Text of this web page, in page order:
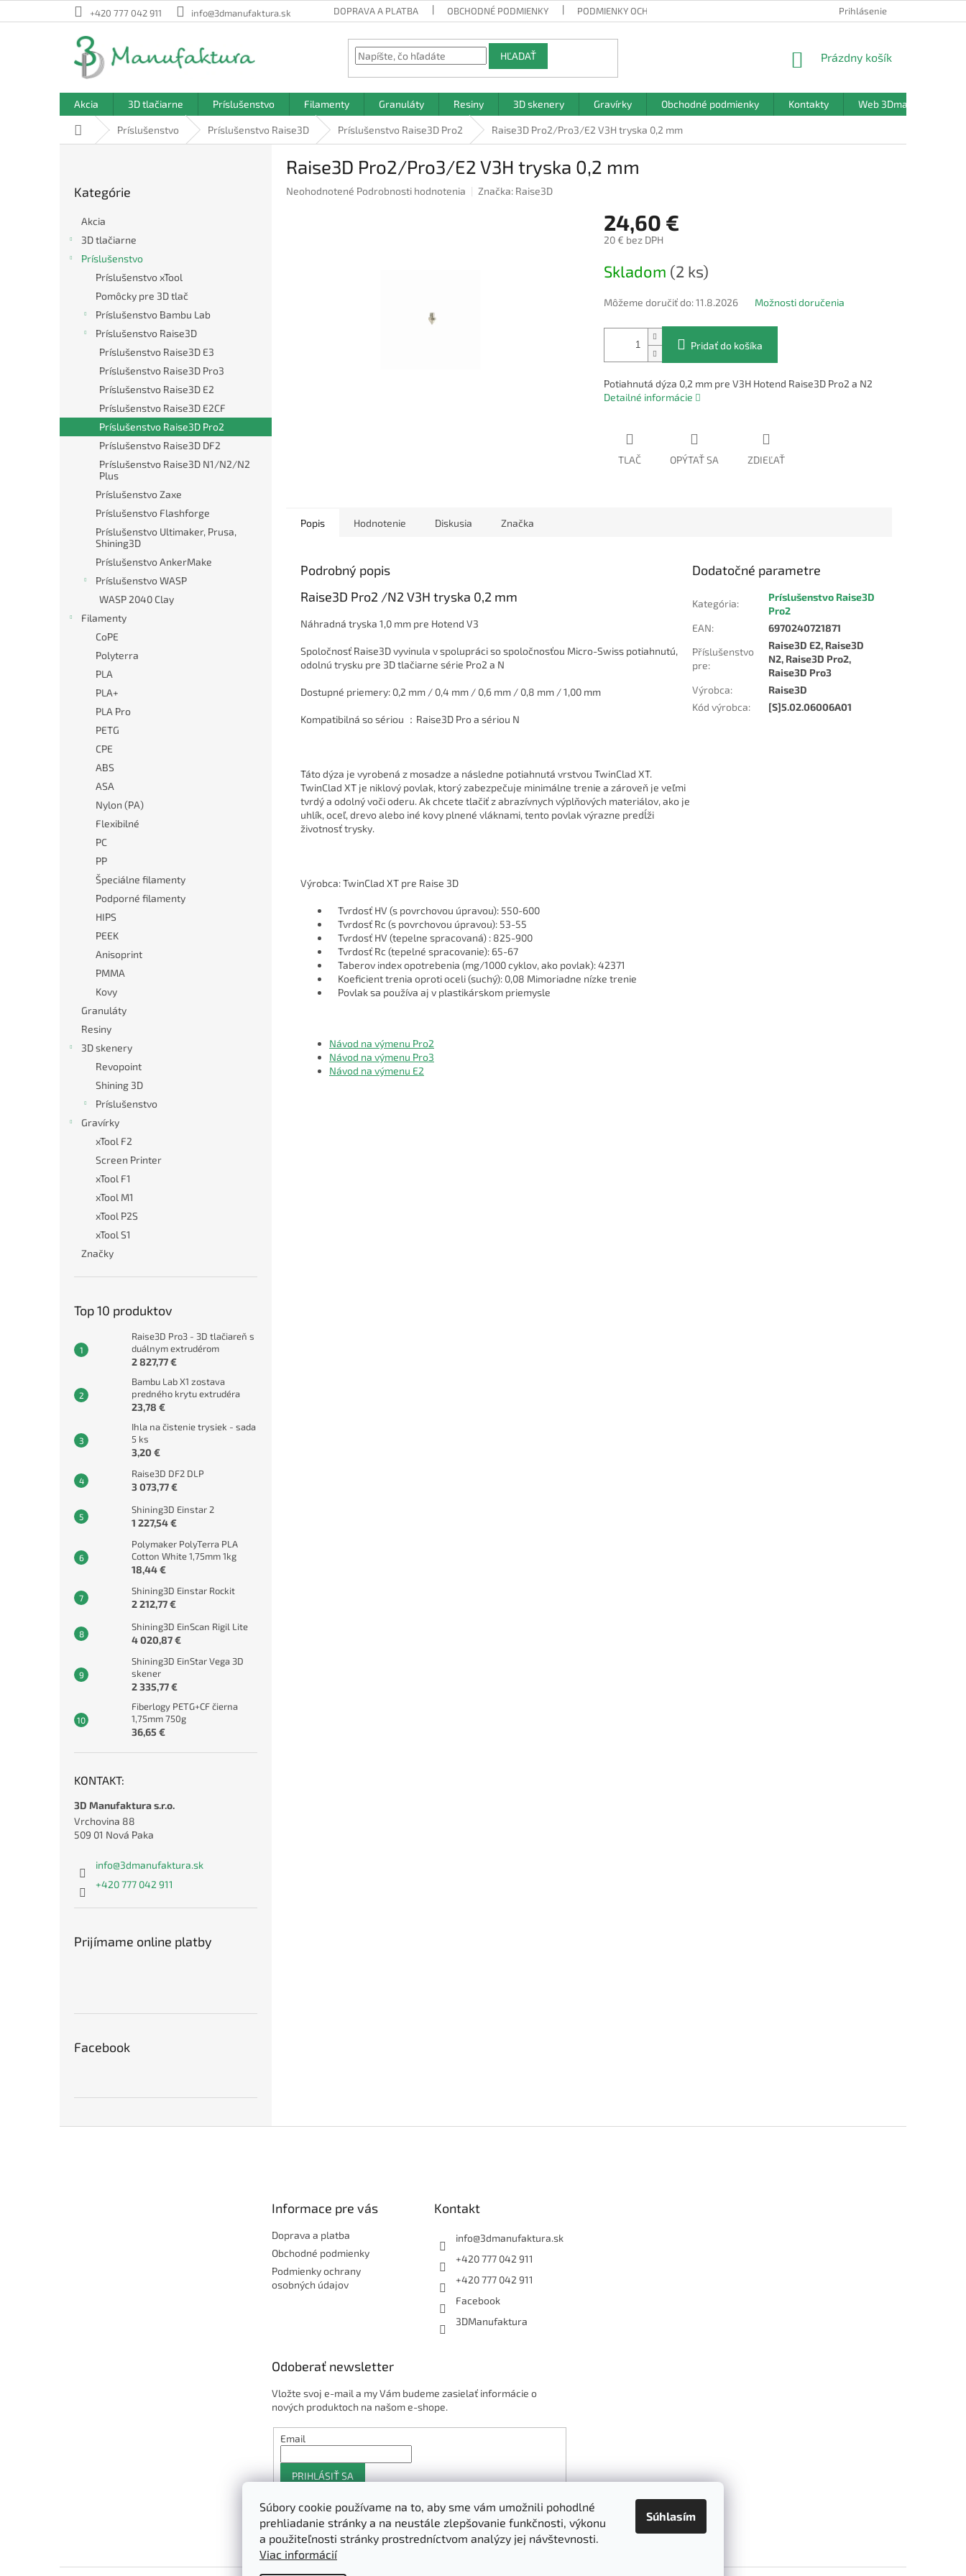
Súbory cookie používame na to, aby sme vám umožnili pohodlné
prehliadanie stránky a na neustále zlepšovanie funkčnosti, výkonu
a použiteľnosti stránky prostredníctvom analýzy jej návštevnosti.
Viac informácií
Súhlasím
na
+420 777 042 911 info@3dmanufaktura.sk DOPRAVA A PLATBA OBCHODNÉ PODMIENKY PODMIENKY OCHRANY OSOBNÝCH ÚDAJOV Prihlásenie
HĽADAŤ
NÁKUPNÝ
Prázdny košík
Akcia 3D tlačiarne Príslušenstvo Filamenty Granuláty Resiny 3D skenery Gravírky Obchodné podmienky Kontakty Web 3Dmanufaktura.sk
DomovPríslušenstvo Príslušenstvo Raise3D Príslušenstvo Raise3D Pro2 Raise3D Pro2/Pro3/E2 V3H tryska 0,2 mm
kategórie
Kategórie
Akcia
3D tlačiarne
Príslušenstvo
Príslušenstvo xTool
Pomôcky pre 3D tlač
Príslušenstvo Bambu Lab
Príslušenstvo Raise3D
Príslušenstvo Raise3D E3
Príslušenstvo Raise3D Pro3
Príslušenstvo Raise3D E2
Príslušenstvo Raise3D E2CF
Príslušenstvo Raise3D Pro2
Príslušenstvo Raise3D DF2
Príslušenstvo Raise3D N1/N2/N2
Plus
Príslušenstvo Zaxe
Príslušenstvo Flashforge
Príslušenstvo Ultimaker, Prusa,
Shining3D
Príslušenstvo AnkerMake
Príslušenstvo WASP
WASP 2040 Clay
Filamenty
CoPE
Polyterra
PLA
PLA+
PLA Pro
PETG
CPE
ABS
ASA
Nylon (PA)
Flexibilné
PC
PP
Špeciálne filamenty
Podporné filamenty
HIPS
PEEK
Anisoprint
PMMA
Kovy
Granuláty
Resiny
3D skenery
Revopoint
Shining 3D
Príslušenstvo
Gravírky
xTool F2
Screen Printer
xTool F1
xTool M1
xTool P2S
xTool S1
Značky
Top 10 produktov
Raise3D Pro3 - 3D tlačiareň s
duálnym extrudérom
2 827,77 €
Bambu Lab X1 zostava
predného krytu extrudéra
23,78 €
Ihla na čistenie trysiek - sada
5 ks
3,20 €
Raise3D DF2 DLP
3 073,77 €
Shining3D Einstar 2
1 227,54 €
Polymaker PolyTerra PLA
Cotton White 1,75mm 1kg
18,44 €
Shining3D Einstar Rockit
2 212,77 €
Shining3D EinScan Rigil Lite
4 020,87 €
Shining3D EinStar Vega 3D
skener
2 335,77 €
Fiberlogy PETG+CF čierna
1,75mm 750g
36,65 €
KONTAKT:
3D Manufaktura s.r.o.
Vrchovina 88
509 01 Nová Paka
info@3dmanufaktura.sk
+420 777 042 911
Prijímame online platby
Facebook
Raise3D Pro2/Pro3/E2 V3H tryska 0,2 mm
Priemerné
Neohodnotené Podrobnosti hodnotenia Značka: Raise3D
24,60 €
20 € bez DPH
cena:
Skladom (2 ks)
Môžeme doručiť do: 11.8.2026 Možnosti doručenia
Pridať do košíka
Potiahnutá dýza 0,2 mm pre V3H Hotend Raise3D Pro2 a N2
Detailné informácie
TLAČ OPÝTAŤ SA ZDIEĽAŤ
Popis Hodnotenie Diskusia Značka
Podrobný popis
Raise3D Pro2 /N2 V3H tryska 0,2 mm
Náhradná tryska 1,0 mm pre Hotend V3
Spoločnosť Raise3D vyvinula v spolupráci so spoločnosťou Micro-Swiss potiahnutú,
odolnú trysku pre 3D tlačiarne série Pro2 a N
Dostupné priemery: 0,2 mm / 0,4 mm / 0,6 mm / 0,8 mm / 1,00 mm
Kompatibilná so sériou ：Raise3D Pro a sériou N
Táto dýza je vyrobená z mosadze a následne potiahnutá vrstvou TwinClad XT.
TwinClad XT je niklový povlak, ktorý zabezpečuje minimálne trenie a zároveň je veľmi
tvrdý a odolný voči oderu. Ak chcete tlačiť z abrazívnych výplňových materiálov, ako je
uhlík, oceľ, drevo alebo iné kovy plnené vláknami, tento povlak výrazne predĺži
životnosť trysky.
Výrobca: TwinClad XT pre Raise 3D
Tvrdosť HV (s povrchovou úpravou): 550-600
Tvrdosť Rc (s povrchovou úpravou): 53-55
Tvrdosť HV (tepelne spracovaná) : 825-900
Tvrdosť Rc (tepelné spracovanie): 65-67
Taberov index opotrebenia (mg/1000 cyklov, ako povlak): 42371
Koeficient trenia oproti oceli (suchý): 0,08 Mimoriadne nízke trenie
Povlak sa používa aj v plastikárskom priemysle
Návod na výmenu Pro2
Návod na výmenu Pro3
Návod na výmenu E2
Dodatočné parametre
Kategória:
Príslušenstvo Raise3D
Pro2
EAN:
6970240721871
Příslušenstvo
pre:
Raise3D E2, Raise3D
N2, Raise3D Pro2,
Raise3D Pro3
Výrobca:
Raise3D
Kód výrobca: [S]5.02.06006A01
Informace pre vás
Doprava a platba
Obchodné podmienky
Podmienky ochrany
osobných údajov
Kontakt
info@3dmanufaktura.sk
+420 777 042 911
+420 777 042 911
Facebook
3DManufaktura
Odoberať newsletter
Vložte svoj e-mail a my Vám budeme zasielať informácie o
nových produktoch na našom e-shope.
Email
PRIHLÁSIŤ SA
Shoptet.sk